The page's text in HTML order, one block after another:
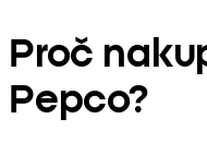
Proč
Pepco?